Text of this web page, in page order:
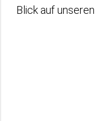
Blick auf unseren